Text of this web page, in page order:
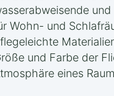
Wohn- und
und Farbe der
eines